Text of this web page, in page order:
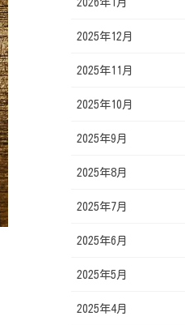
2026年1月
2025年12月
2025年11月
2025年10月
2025年9月
2025年8月
2025年7月
2025年6月
2025年5月
2025年4月